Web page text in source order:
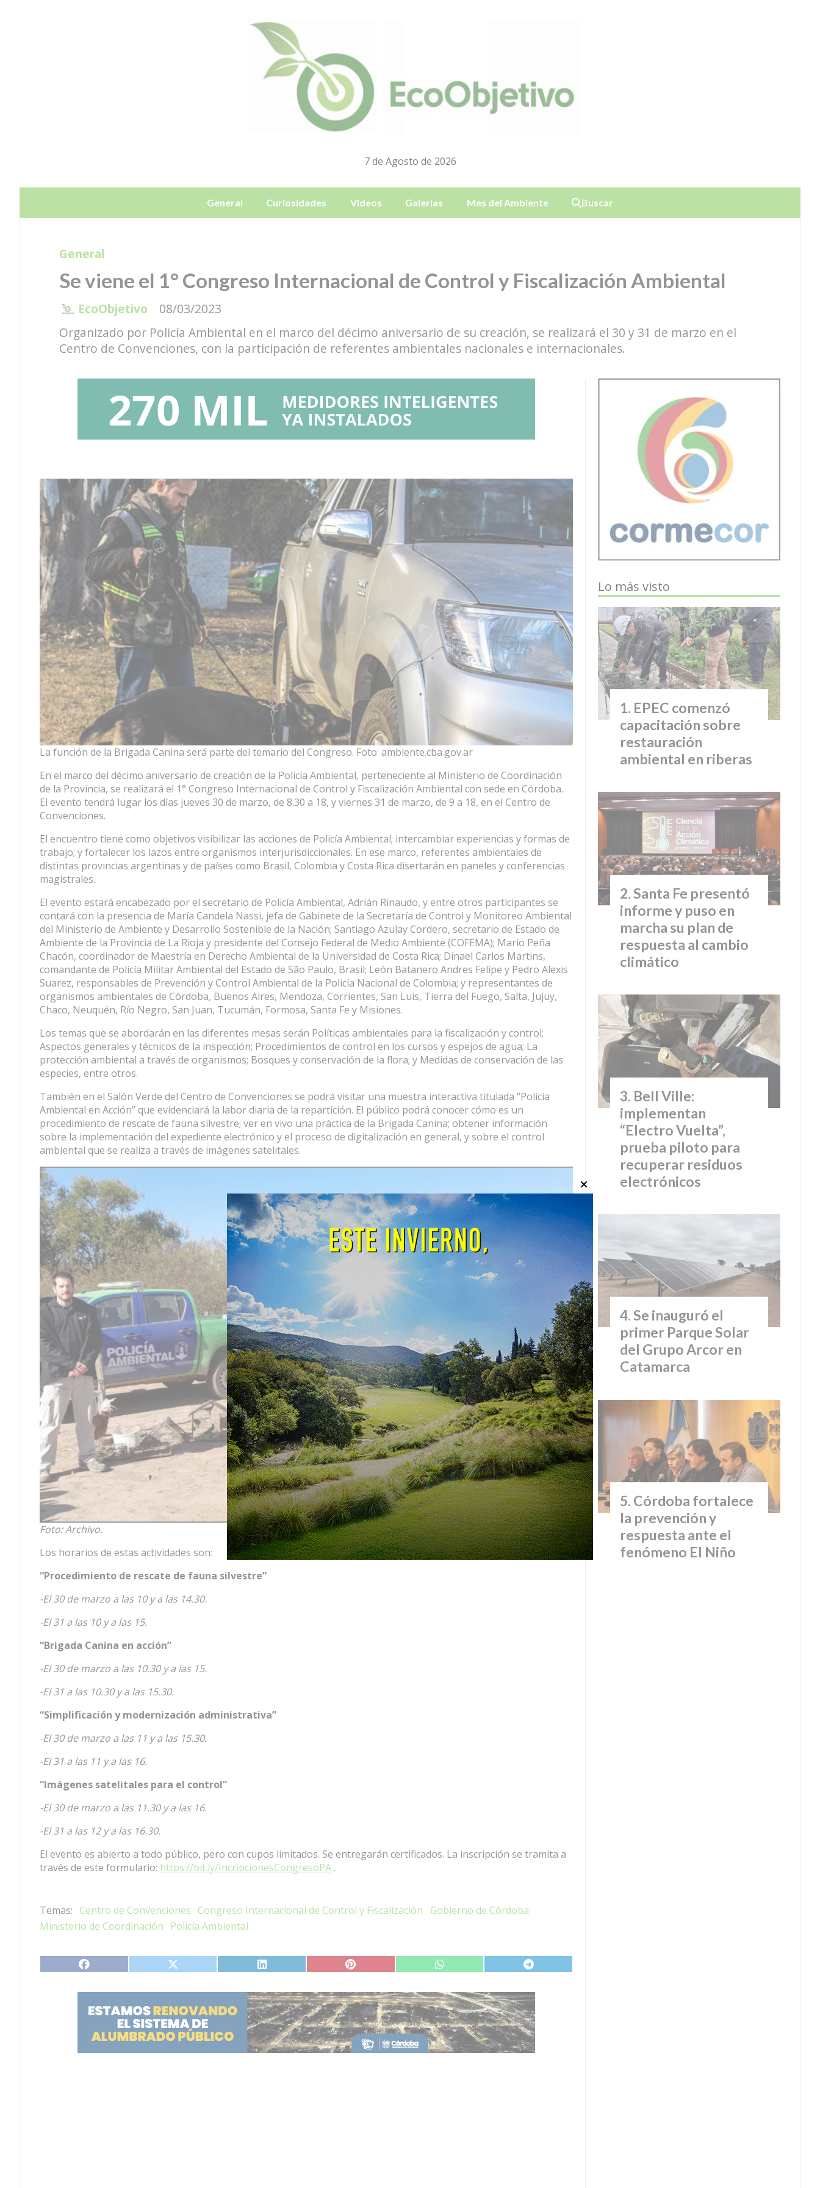
7 de Agosto de 2026
General Curiosidades Videos Galerías Mes del Ambiente Buscar
Se viene el 1° Congreso Internacional de Control y Fiscalización Ambiental
Organizado por Policía Ambiental en el marco del décimo aniversario de su creación, se realizará el 30 y 31 de marzo en el
Centro de Convenciones, con la participación de referentes ambientales nacionales e internacionales.
General
08/03/2023
EcoObjetivo
La función de la Brigada Canina será parte del temario del Congreso. Foto: ambiente.cba.gov.ar
En el marco del décimo aniversario de creación de la Policía Ambiental, perteneciente al Ministerio de Coordinación
de la Provincia, se realizará el 1° Congreso Internacional de Control y Fiscalización Ambiental con sede en Córdoba.
El evento tendrá lugar los días jueves 30 de marzo, de 8.30 a 18, y viernes 31 de marzo, de 9 a 18, en el Centro de
Convenciones.
El encuentro tiene como objetivos visibilizar las acciones de Policía Ambiental; intercambiar experiencias y formas de
trabajo; y fortalecer los lazos entre organismos interjurisdiccionales. En ese marco, referentes ambientales de
distintas provincias argentinas y de países como Brasil, Colombia y Costa Rica disertarán en paneles y conferencias
magistrales.
El evento estará encabezado por el secretario de Policía Ambiental, Adrián Rinaudo, y entre otros participantes se
contará con la presencia de María Candela Nassi, jefa de Gabinete de la Secretaría de Control y Monitoreo Ambiental
del Ministerio de Ambiente y Desarrollo Sostenible de la Nación; Santiago Azulay Cordero, secretario de Estado de
Ambiente de la Provincia de La Rioja y presidente del Consejo Federal de Medio Ambiente (COFEMA); Mario Peña
Chacón, coordinador de Maestría en Derecho Ambiental de la Universidad de Costa Rica; Dinael Carlos Martins,
comandante de Policía Militar Ambiental del Estado de São Paulo, Brasil; León Batanero Andres Felipe y Pedro Alexis
Suarez, responsables de Prevención y Control Ambiental de la Policía Nacional de Colombia; y representantes de
organismos ambientales de Córdoba, Buenos Aires, Mendoza, Corrientes, San Luis, Tierra del Fuego, Salta, Jujuy,
Chaco, Neuquén, Río Negro, San Juan, Tucumán, Formosa, Santa Fe y Misiones.
Los temas que se abordarán en las diferentes mesas serán Políticas ambientales para la fiscalización y control;
Aspectos generales y técnicos de la inspección; Procedimientos de control en los cursos y espejos de agua; La
protección ambiental a través de organismos; Bosques y conservación de la flora; y Medidas de conservación de las
especies, entre otros.
También en el Salón Verde del Centro de Convenciones se podrá visitar una muestra interactiva titulada “Policía
Ambiental en Acción” que evidenciará la labor diaria de la repartición. El público podrá conocer cómo es un
procedimiento de rescate de fauna silvestre; ver en vivo una práctica de la Brigada Canina; obtener información
sobre la implementación del expediente electrónico y el proceso de digitalización en general, y sobre el control
ambiental que se realiza a través de imágenes satelitales.
Foto: Archivo.
Los horarios de estas actividades son:
“Procedimiento de rescate de fauna silvestre”
-El 30 de marzo a las 10 y a las 14.30.
-El 31 a las 10 y a las 15.
“Brigada Canina en acción”
-El 30 de marzo a las 10.30 y a las 15.
-El 31 a las 10.30 y a las 15.30.
“Simplificación y modernización administrativa”
-El 30 de marzo a las 11 y a las 15.30.
-El 31 a las 11 y a las 16.
“Imágenes satelitales para el control”
-El 30 de marzo a las 11.30 y a las 16.
-El 31 a las 12 y a las 16.30.
El evento es abierto a todo público, pero con cupos limitados. Se entregarán certificados. La inscripción se tramita a
través de este formulario: https://bit.ly/IncripcionesCongresoPA .
Centro de Convenciones Congreso Internacional de Control y Fiscalización
Gobierno de Córdoba
Ministerio de Coordinación Policía Ambiental
Lo más visto
EPEC comenzó
capacitación sobre
restauración
ambiental en riberas
Santa Fe presentó
informe y puso en
marcha su plan de
respuesta al cambio
climático
Bell Ville:
implementan
“Electro Vuelta”,
prueba piloto para
recuperar residuos
electrónicos
Se inauguró el
primer Parque Solar
del Grupo Arcor en
Catamarca
Córdoba fortalece
la prevención y
respuesta ante el
fenómeno El Niño